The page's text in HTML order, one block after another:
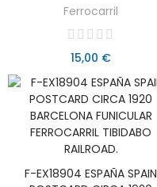
Ferrocarril
15,00 €
AÑADIR AL CARRITO
F-EX18904 ESPAÑA SPAIN